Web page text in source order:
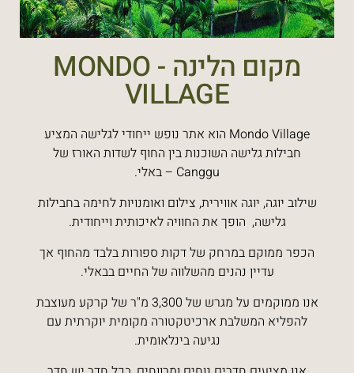
מקום הלינה - MONDO
VILLAGE
Mondo Village הוא אתר נופש ייחודי לגלישה המציע
חבילות גלישה השוכנות בין החוף לשדות האורז של
Canggu – באלי.
שילוב יוגה, יוגה אווירית, צילום ואומנויות לחימה בחבילות
גלישה, הופך את החוויה לאיכותית וייחודית.
הכפר ממוקם במרחק של דקות ספורות בלבד מהחוף אך
עדיין נהנים מהשלווה של החיים בבאלי.
אנו ממוקמים על מגרש של 3,300 מ"ר של קרקע מעוצבת
להפליא המשלבת ארכיטקטורה מקומית יוקרתית עם
נגיעה בינלאומית.